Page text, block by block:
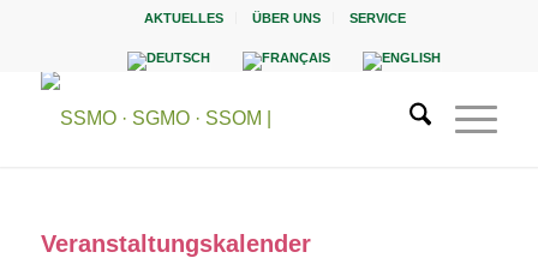
AKTUELLES ÜBER UNS SERVICE
Veranstaltungskalender